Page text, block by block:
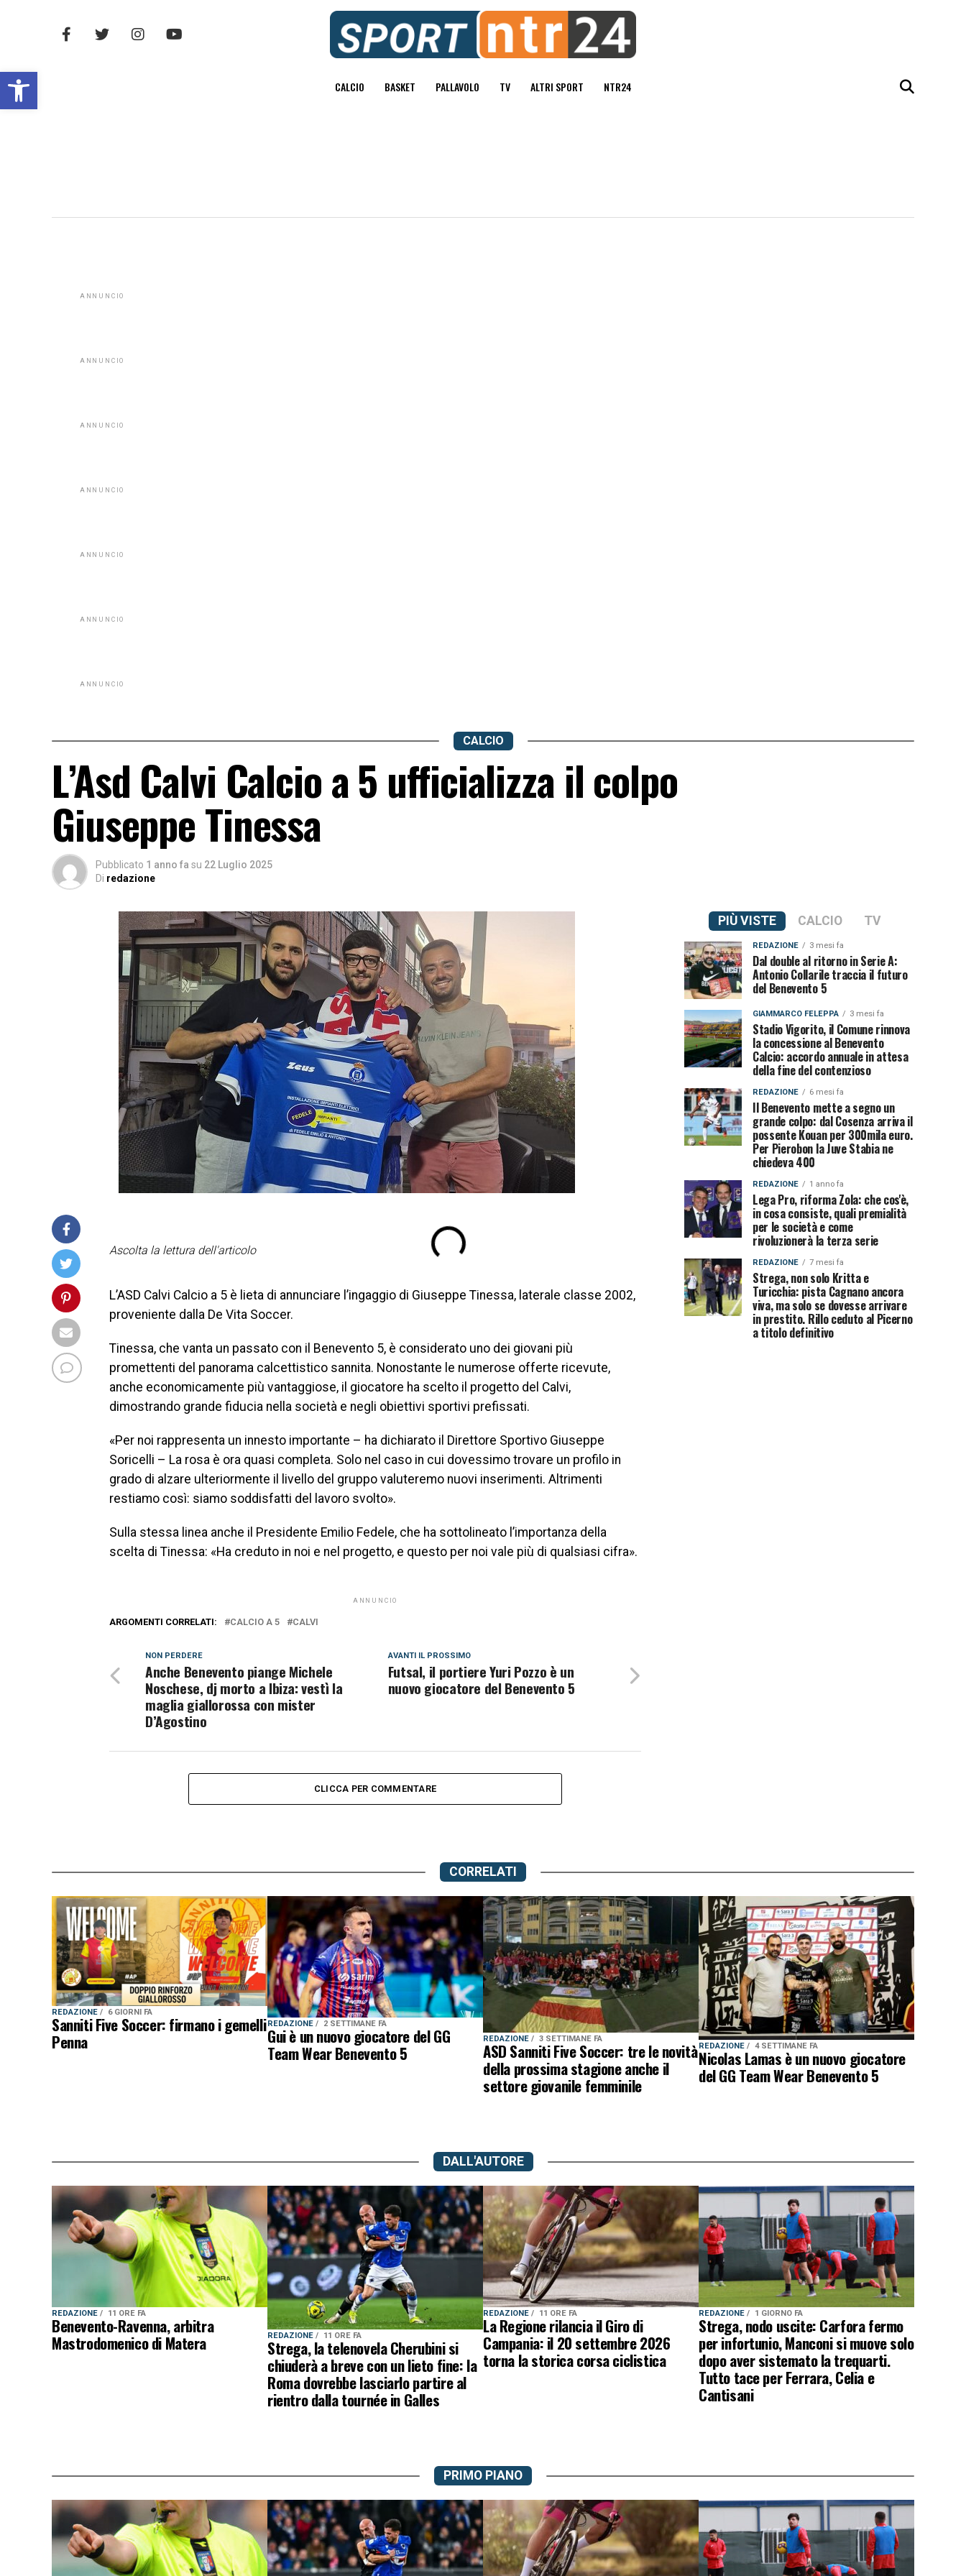
Open toolbar CALCIO BASKET PALLAVOLO TV ALTRI SPORT NTR24
ANNUNCIO
ANNUNCIO
ANNUNCIO
ANNUNCIO
ANNUNCIO
ANNUNCIO
ANNUNCIO
CALCIO
L’Asd Calvi Calcio a 5 ufficializza il colpo
Giuseppe Tinessa
Pubblicato 1 anno fa su 22 Luglio 2025
Di redazione
Ascolta la lettura dell'articolo
L’ASD Calvi Calcio a 5 è lieta di annunciare l’ingaggio di Giuseppe Tinessa, laterale classe 2002,
proveniente dalla De Vita Soccer.
Tinessa, che vanta un passato con il Benevento 5, è considerato uno dei giovani più
promettenti del panorama calcettistico sannita. Nonostante le numerose offerte ricevute,
anche economicamente più vantaggiose, il giocatore ha scelto il progetto del Calvi,
dimostrando grande fiducia nella società e negli obiettivi sportivi prefissati.
«Per noi rappresenta un innesto importante – ha dichiarato il Direttore Sportivo Giuseppe
Soricelli – La rosa è ora quasi completa. Solo nel caso in cui dovessimo trovare un profilo in
grado di alzare ulteriormente il livello del gruppo valuteremo nuovi inserimenti. Altrimenti
restiamo così: siamo soddisfatti del lavoro svolto».
Sulla stessa linea anche il Presidente Emilio Fedele, che ha sottolineato l’importanza della
scelta di Tinessa: «Ha creduto in noi e nel progetto, e questo per noi vale più di qualsiasi cifra».
ANNUNCIO
ARGOMENTI CORRELATI: CALCIO A 5 CALVI
AVANTI IL ​​PROSSIMO
Futsal, il portiere Yuri Pozzo è un
nuovo giocatore del Benevento 5
NON PERDERE
Anche Benevento piange Michele
Noschese, dj morto a Ibiza: vestì la
maglia giallorossa con mister
D’Agostino
CLICCA PER COMMENTARE
PIÙ VISTE CALCIO TV
REDAZIONE 3 mesi fa
Dal double al ritorno in Serie A:
Antonio Collarile traccia il futuro
del Benevento 5
GIAMMARCO FELEPPA 3 mesi fa
Stadio Vigorito, il Comune rinnova
la concessione al Benevento
Calcio: accordo annuale in attesa
della fine del contenzioso
REDAZIONE 6 mesi fa
Il Benevento mette a segno un
grande colpo: dal Cosenza arriva il
possente Kouan per 300mila euro.
Per Pierobon la Juve Stabia ne
chiedeva 400
REDAZIONE 1 anno fa
Lega Pro, riforma Zola: che cos'è,
in cosa consiste, quali premialità
per le società e come
rivoluzionerà la terza serie
REDAZIONE 7 mesi fa
Strega, non solo Kritta e
Turicchia: pista Cagnano ancora
viva, ma solo se dovesse arrivare
in prestito. Rillo ceduto al Picerno
a titolo definitivo
CORRELATI
REDAZIONE 6 GIORNI FA
Sanniti Five Soccer: firmano i gemelli
Penna
REDAZIONE 2 SETTIMANE FA
Gui è un nuovo giocatore del GG
Team Wear Benevento 5
REDAZIONE 3 SETTIMANE FA
ASD Sanniti Five Soccer: tre le novità
della prossima stagione anche il
settore giovanile femminile
REDAZIONE 4 SETTIMANE FA
Nicolas Lamas è un nuovo giocatore
del GG Team Wear Benevento 5
DALL'AUTORE
REDAZIONE 11 ORE FA
Benevento-Ravenna, arbitra
Mastrodomenico di Matera REDAZIONE 11 ORE FA
Strega, la telenovela Cherubini si
chiuderà a breve con un lieto fine: la
Roma dovrebbe lasciarlo partire al
rientro dalla tournée in Galles
REDAZIONE 11 ORE FA
La Regione rilancia il Giro di
Campania: il 20 settembre 2026
torna la storica corsa ciclistica
REDAZIONE 1 GIORNO FA
Strega, nodo uscite: Carfora fermo
per infortunio, Manconi si muove solo
dopo aver sistemato la trequarti.
Tutto tace per Ferrara, Celia e
Cantisani
PRIMO PIANO